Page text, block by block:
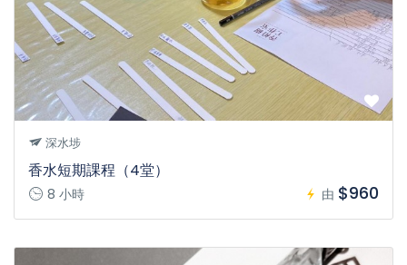
深水埗
香水短期課程（4堂）
8 小時 由 $960